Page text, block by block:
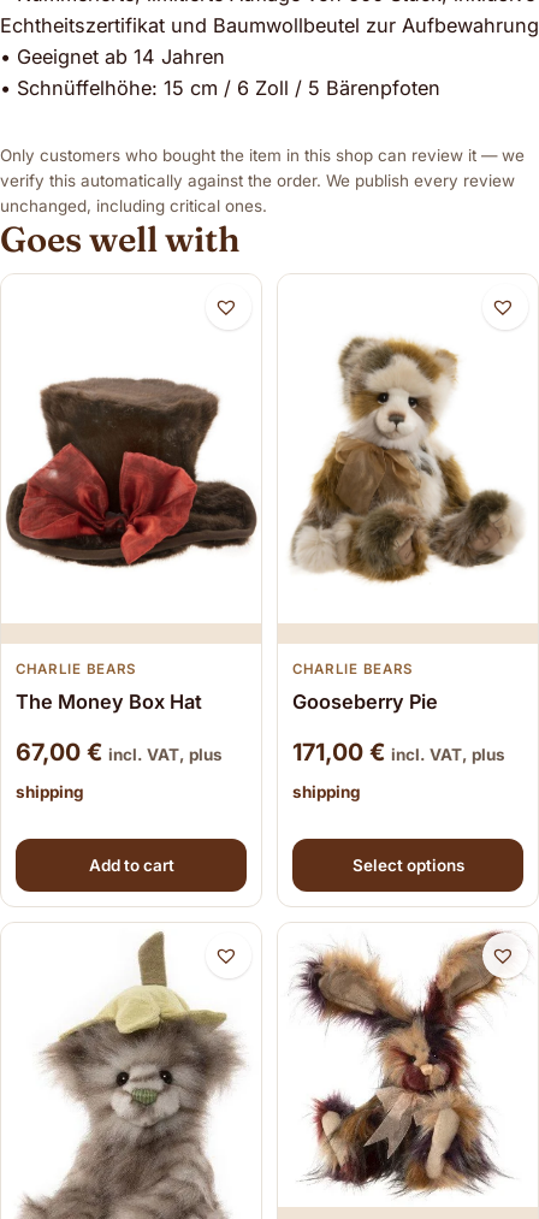
Echtheitszertifikat und Baumwollbeutel zur Aufbewahrung
• Geeignet ab 14 Jahren
• Schnüffelhöhe: 15 cm / 6 Zoll / 5 Bärenpfoten
Only customers who bought the item in this shop can review it — we
verify this automatically against the order. We publish every review
unchanged, including critical ones.
Goes well with
CHARLIE BEARS
The Money Box Hat
67,00 € incl. VAT, plus
shipping
Add to cart
CHARLIE BEARS
Gooseberry Pie
171,00 € incl. VAT, plus
shipping
Select options
This product has